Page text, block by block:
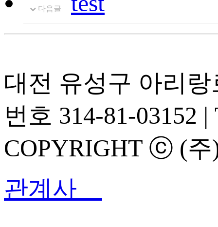
다음글
대전 유성구 아리
번호 314-81-03152
COPYRIGHT ⓒ (주
관계사